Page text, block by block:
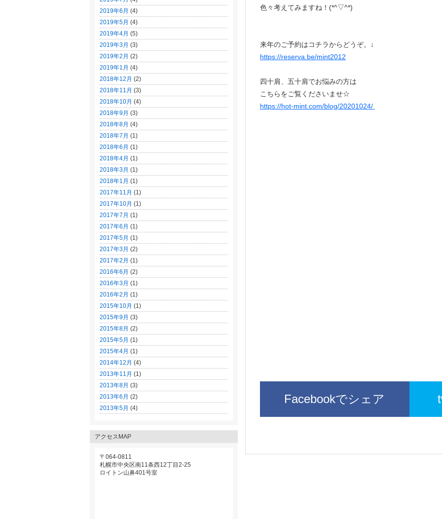
色々考えてみますね！(*^▽^*)
来年のご予約はコチラからどうぞ。↓
https://reserva.be/mint2012
四十肩、五十肩でお悩みの方は
こちらをご覧くださいませ☆
https://hot-mint.com/blog/20201024/
Facebookでシェア
2019年6月 (4)
2019年5月 (4)
2019年4月 (5)
2019年3月 (3)
2019年2月 (2)
2019年1月 (4)
2018年12月 (2)
2018年11月 (3)
2018年10月 (4)
2018年9月 (3)
2018年8月 (4)
2018年7月 (1)
2018年6月 (1)
2018年4月 (1)
2018年3月 (1)
2018年1月 (1)
2017年11月 (1)
2017年10月 (1)
2017年7月 (1)
2017年6月 (1)
2017年5月 (1)
2017年3月 (2)
2017年2月 (1)
2016年6月 (2)
2016年3月 (1)
2016年2月 (1)
2015年10月 (1)
2015年9月 (3)
2015年8月 (2)
2015年5月 (1)
2015年4月 (1)
2014年12月 (4)
2013年11月 (1)
2013年8月 (3)
2013年6月 (2)
2013年5月 (4)
アクセスMAP
〒064-0811
札幌市中央区南11条西12丁目2-25
ロイトン山鼻401号室